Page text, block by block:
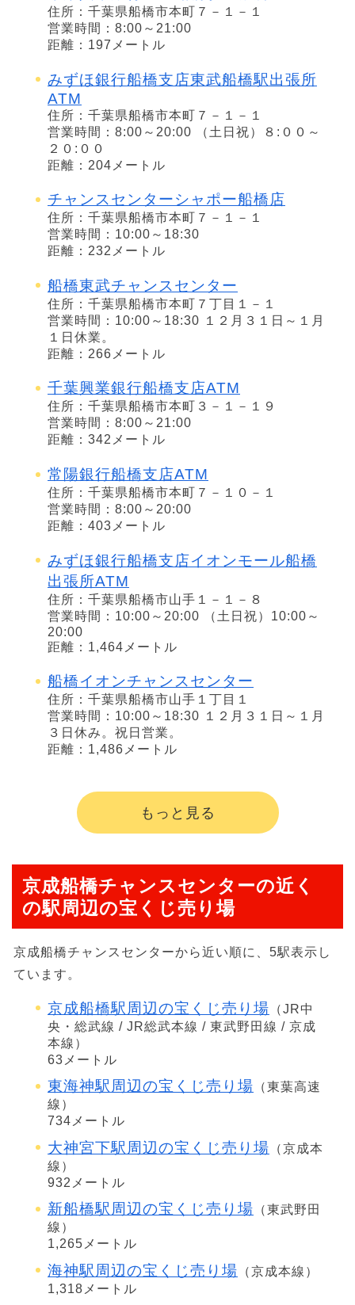
住所：千葉県船橋市本町７－１－１
営業時間：8:00～21:00
距離：197メートル
みずほ銀行船橋支店東武船橋駅出張所
ATM
住所：千葉県船橋市本町７－１－１
営業時間：8:00～20:00 （土日祝）８:００～
２０:００
距離：204メートル
チャンスセンターシャポー船橋店
住所：千葉県船橋市本町７－１－１
営業時間：10:00～18:30
距離：232メートル
船橋東武チャンスセンター
住所：千葉県船橋市本町７丁目１－１
営業時間：10:00～18:30 １２月３１日～１月
１日休業。
距離：266メートル
千葉興業銀行船橋支店ATM
住所：千葉県船橋市本町３－１－１９
営業時間：8:00～21:00
距離：342メートル
常陽銀行船橋支店ATM
住所：千葉県船橋市本町７－１０－１
営業時間：8:00～20:00
距離：403メートル
みずほ銀行船橋支店イオンモール船橋
出張所ATM
住所：千葉県船橋市山手１－１－８
営業時間：10:00～20:00 （土日祝）10:00～
20:00
距離：1,464メートル
船橋イオンチャンスセンター
住所：千葉県船橋市山手１丁目１
営業時間：10:00～18:30 １２月３１日～１月
３日休み。祝日営業。
距離：1,486メートル
もっと見る
京成船橋チャンスセンターの近く
の駅周辺の宝くじ売り場
京成船橋チャンスセンターから近い順に、5駅表示し
ています。
京成船橋駅周辺の宝くじ売り場 （JR中
央・総武線 / JR総武本線 / 東武野田線 / 京成
本線）
63メートル
東海神駅周辺の宝くじ売り場 （東葉高速
線）
734メートル
大神宮下駅周辺の宝くじ売り場 （京成本
線）
932メートル
新船橋駅周辺の宝くじ売り場 （東武野田
線）
1,265メートル
海神駅周辺の宝くじ売り場 （京成本線）
1,318メートル